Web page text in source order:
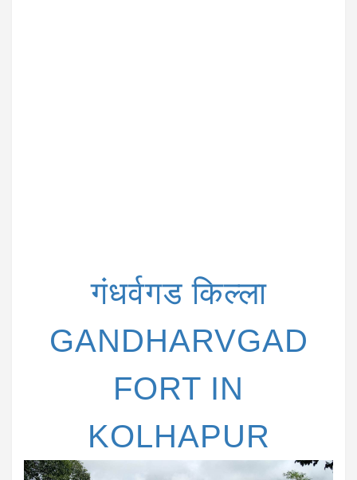
गंधर्वगड किल्ला
GANDHARVGAD
FORT IN
KOLHAPUR